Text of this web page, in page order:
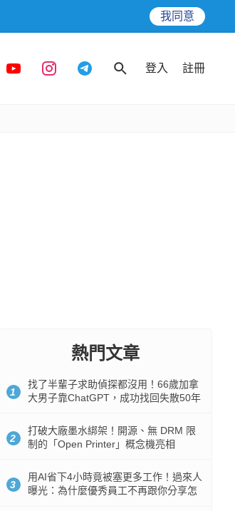
我同意
登入 註冊
熱門文章
1
找了半輩子求助偵探都沒用！66歲加拿
大男子靠ChatGPT，成功找回失散50年
2
打破大廠墨水綁架！開源、無 DRM 限
制的「Open Printer」概念機亮相
3
用AI省下4小時竟被塞更多工作！過來人
曝光：為什麼優秀員工不再跟你分享怎